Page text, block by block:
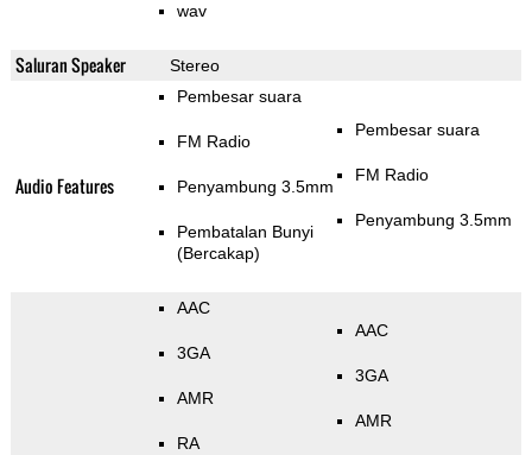
wav
Saluran Speaker Stereo
Audio Features
Pembesar suara
FM Radio
Penyambung 3.5mm
Pembatalan Bunyi
(Bercakap)
Pembesar suara
FM Radio
Penyambung 3.5mm
AAC
3GA
AMR
RA
AAC
3GA
AMR